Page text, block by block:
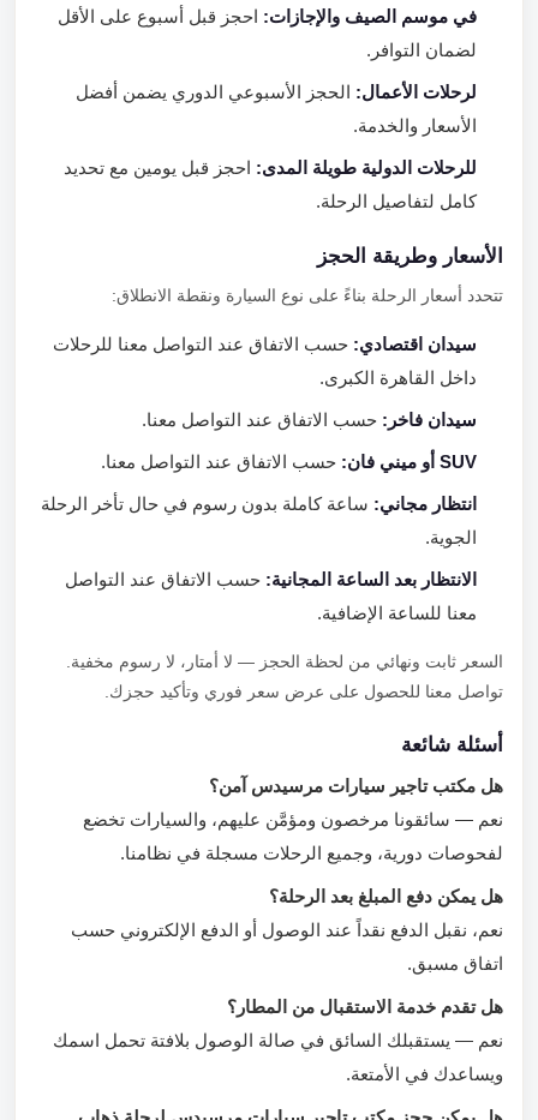
في موسم الصيف والإجازات:احجز قبل أسبوع على الأقل
لضمان التوافر.
لرحلات الأعمال:الحجز الأسبوعي الدوري يضمن أفضل
الأسعار والخدمة.
للرحلات الدولية طويلة المدى:احجز قبل يومين مع تحديد
كامل لتفاصيل الرحلة.
الأسعار وطريقة الحجز
تتحدد أسعار الرحلة بناءً على نوع السيارة ونقطة الانطلاق:
سيدان اقتصادي:حسب الاتفاق عند التواصل معنا للرحلات
داخل القاهرة الكبرى.
سيدان فاخر:حسب الاتفاق عند التواصل معنا.
SUV أو ميني فان: حسب الاتفاق عند التواصل معنا.
انتظار مجاني:ساعة كاملة بدون رسوم في حال تأخر الرحلة
الجوية.
الانتظار بعد الساعة المجانية:حسب الاتفاق عند التواصل
معنا للساعة الإضافية.
السعر ثابت ونهائي من لحظة الحجز — لا أمتار، لا رسوم مخفية.
تواصل معنا للحصول على عرض سعر فوري وتأكيد حجزك.
أسئلة شائعة
هل مكتب تاجير سيارات مرسيدس آمن؟
نعم — سائقونا مرخصون ومؤمَّن عليهم، والسيارات تخضع
لفحوصات دورية، وجميع الرحلات مسجلة في نظامنا.
هل يمكن دفع المبلغ بعد الرحلة؟
نعم، نقبل الدفع نقداً عند الوصول أو الدفع الإلكتروني حسب
اتفاق مسبق.
هل تقدم خدمة الاستقبال من المطار؟
نعم — يستقبلك السائق في صالة الوصول بلافتة تحمل اسمك
ويساعدك في الأمتعة.